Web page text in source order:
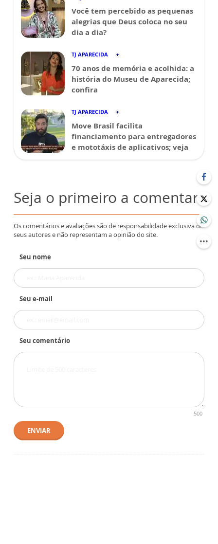
Você tem percebido as pequenas
alegrias que Deus coloca no seu
dia a dia?
TJ APARECIDA
70 anos de memória e acolhida: a
história do Museu de Aparecida;
confira
TJ APARECIDA
Move Brasil facilita
financiamento para entregadores
e mototáxis de aplicativos; veja
Seja o primeiro a comentar
Os comentários e avaliações são de responsabilidade exclusiva de
seus autores e não representam a opinião do site.
Seu nome
Seu e-mail
Seu comentário
500
ENVIAR